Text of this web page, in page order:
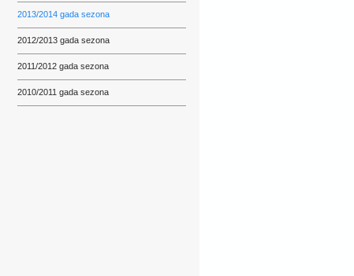
2013/2014 gada sezona
2012/2013 gada sezona
2011/2012 gada sezona
2010/2011 gada sezona